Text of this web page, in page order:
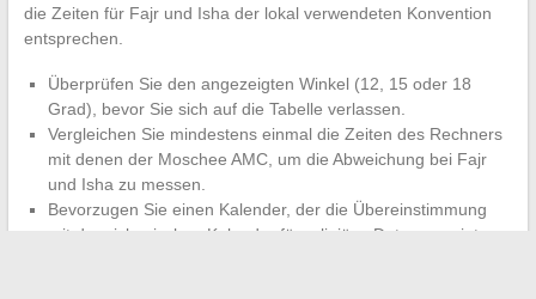
die Zeiten für Fajr und Isha der lokal verwendeten Konvention
entsprechen.
Überprüfen Sie den angezeigten Winkel (12, 15 oder 18
Grad), bevor Sie sich auf die Tabelle verlassen.
Vergleichen Sie mindestens einmal die Zeiten des Rechners
mit denen der Moschee AMC, um die Abweichung bei Fajr
und Isha zu messen.
Bevorzugen Sie einen Kalender, der die Übereinstimmung
mit dem islamischen Kalender für religiöse Daten anzeigt.